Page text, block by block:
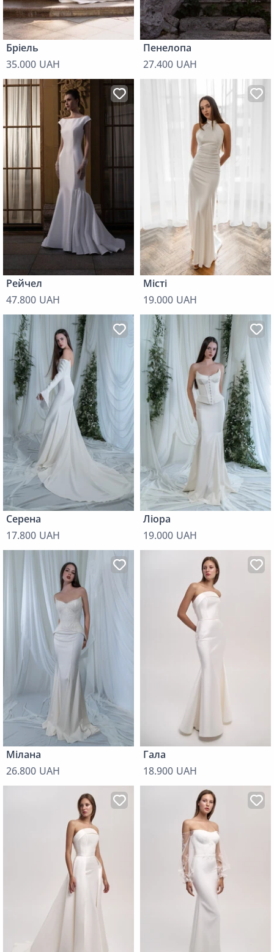
Бріель
35.000 UAH
Пенелопа
27.400 UAH
Рейчел
47.800 UAH
Місті
19.000 UAH
Серена
17.800 UAH
Ліора
19.000 UAH
Мілана
26.800 UAH
Гала
18.900 UAH